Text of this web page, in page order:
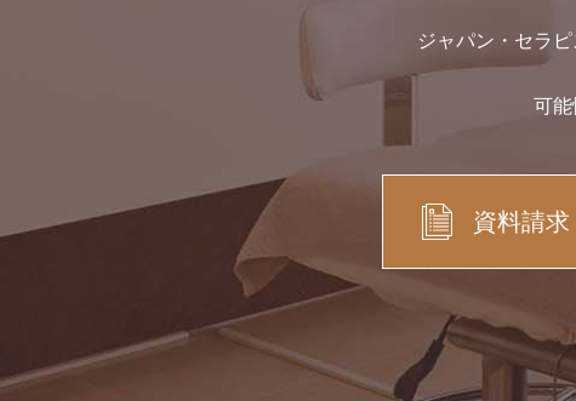
ジャパン・セラ
可能
資料請求